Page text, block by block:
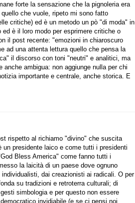
forte la sensazione che la pignoleria era
che vuole, ripeto mi sono fatto
critiche) ed è un metodo un pò "di moda" in
è il loro modo per esprimere critiche o
il post recente: "emozioni in chiaroscuro
ad una attenta lettura quello che pensa la
il discorso con toni "neutri" e analitici, ma
ambigua: non aggiunge nulla per chi
importante e centrale, anche storica. E
rispetto al richiamo "divino" che suscita
presidente laico e come tutti i presidenti
Bless America" come fanno tutti i
la laicità di un paese dove ognuno
dai creazionisti ai radicali. O per
su tradizioni e retroterra culturali; di
simbologia e per questo non essere
invidiabile (e se ci pensi noi